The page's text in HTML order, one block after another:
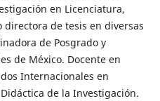
en Licenciatura,
directora de tesis en diversas
de Posgrado y
de México. Docente en
Internacionales en
de la Investigación.